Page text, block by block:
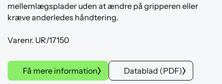
mellemlægsplader uden at ændre på gripperen eller
kræve anderledes håndtering.
Varenr. UR/17150
Få mere information Datablad (PDF)